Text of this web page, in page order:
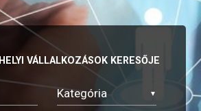
HELYI VÁLLALKOZÁSOK KERESŐJE
▼